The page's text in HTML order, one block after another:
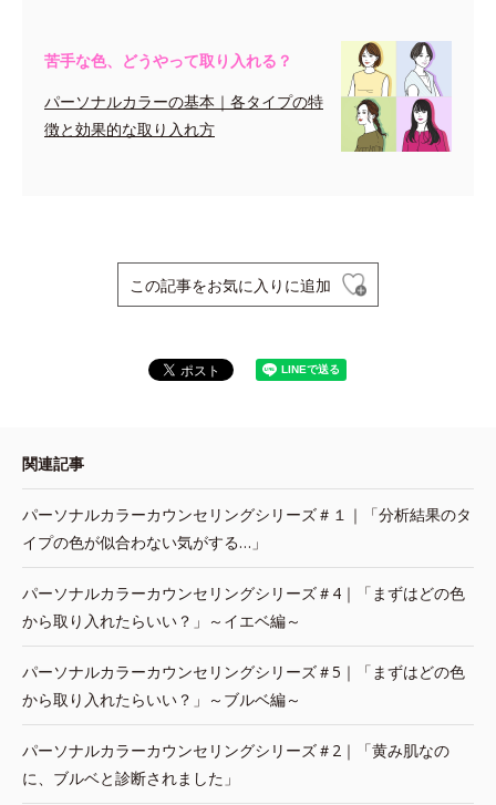
苦手な色、どうやって取り入れる？
パーソナルカラーの基本｜各タイプの特
徴と効果的な取り入れ方
この記事をお気に入りに追加
関連記事
パーソナルカラーカウンセリングシリーズ＃１｜「分析結果のタ
イプの色が似合わない気がする…」
パーソナルカラーカウンセリングシリーズ＃4｜「まずはどの色
から取り入れたらいい？」～イエベ編～
パーソナルカラーカウンセリングシリーズ＃5｜「まずはどの色
から取り入れたらいい？」～ブルベ編～
パーソナルカラーカウンセリングシリーズ＃2｜「黄み肌なの
に、ブルベと診断されました」